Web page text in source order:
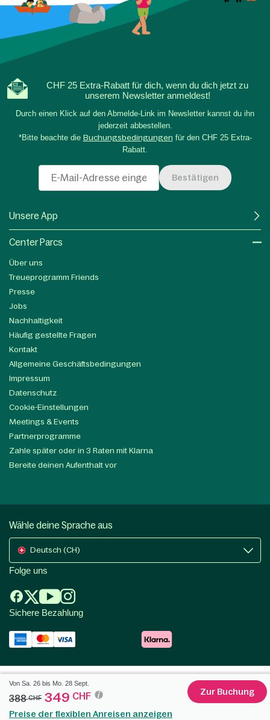
Von Sa. 26 bis Mo. 28 Sept.
388CHF 349 CHF
Preise der flexiblen Anreisen anzeigen
Zur Buchung
CHF 25 Extra-Rabatt für dich, wenn du dich jetzt zu
unserem Newsletter anmeldest!
Durch einen Klick auf den Abmelde-Link im Newsletter kannst du ihn
jederzeit abbestellen.
*Bitte beachte die Buchungsbedingungen für den CHF 25 Extra-
Rabatt.
Bestätigen
Unsere App
Center Parcs
Über uns
Treueprogramm Friends
Presse
Jobs
Nachhaltigkeit
Häufig gestellte Fragen
Kontakt
Allgemeine Geschäftsbedingungen
Impressum
Datenschutz
Cookie-Einstellungen
Meetings & Events
Partnerprogramme
Zahle später oder in 3 Raten mit Klarna
Bereite deinen Aufenthalt vor
Wähle deine Sprache aus
Deutsch (CH)
Folge uns
Sichere Bezahlung